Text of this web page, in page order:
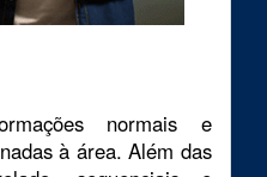
normais e
à área. Além das